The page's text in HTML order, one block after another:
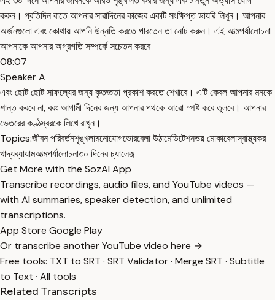
করুন। প্রতিদিন রাতে আপনার সারাদিনের কাজের একটি সংক্ষিপ্ত ডায়রি লিখুন। আপনার
অর্জনগুলো এবং কোথায় আপনি উন্নতি করতে পারতেন তা নোট করুন। এই আত্মপর্যালোচনা
আপনাকে আপনার অগ্রগতি সম্পর্কে সচেতন করবে
08:07
Speaker A
এবং ছোট ছোট সাফল্যের জন্য কৃতজ্ঞতা প্রকাশ করতে শেখাবে। এটি কেবল আপনার মনকে
শান্ত করবে না, বরং আগামী দিনের জন্য আপনার পথকে আরো স্পষ্ট করে তুলবে। আপনার
ভেতরের কণ্ঠস্বরকে লিখে রাখুন।
Topics:জীবন পরিবর্তনশৃঙ্খলামনোযোগভোরবেলা উঠামেডিটেশনভয় মোকাবেলাস্বাস্থ্যকর
খাদ্যব্যায়ামআত্মপর্যালোচনা৩০ দিনের চ্যালেঞ্জ
Get More with the SozAI App
Transcribe recordings, audio files, and YouTube videos —
with AI summaries, speaker detection, and unlimited
transcriptions.
App Store Google Play
Or transcribe another YouTube video here →
Free tools: TXT to SRT · SRT Validator· Merge SRT · Subtitle
to Text · All tools
Related Transcripts